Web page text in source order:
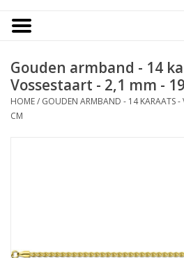
Occasions
Gouden armband - 14
Vossestaart - 2,1 mm -
HOME/ GOUDEN ARMBAND - 14 KARAATS -
CM